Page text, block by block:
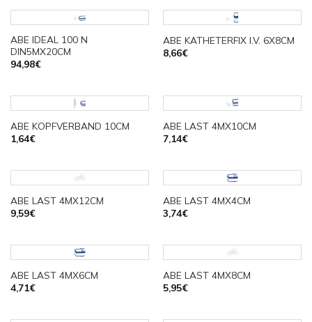
ABE IDEAL 100 N
DIN5MX20CM
94,98€
ABE KATHETERFIX I.V. 6X8CM
8,66€
ABE KOPFVERBAND 10CM
1,64€
ABE LAST 4MX10CM
7,14€
ABE LAST 4MX12CM
9,59€
ABE LAST 4MX4CM
3,74€
ABE LAST 4MX6CM
4,71€
ABE LAST 4MX8CM
5,95€